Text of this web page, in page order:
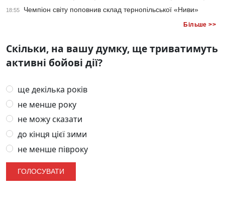
18:55 Чемпіон світу поповнив склад тернопільської «Ниви»
Більше >>
Скільки, на вашу думку, ще триватимуть
активні бойові дії?
ще декілька років
не менше року
не можу сказати
до кінця цієї зими
не менше півроку